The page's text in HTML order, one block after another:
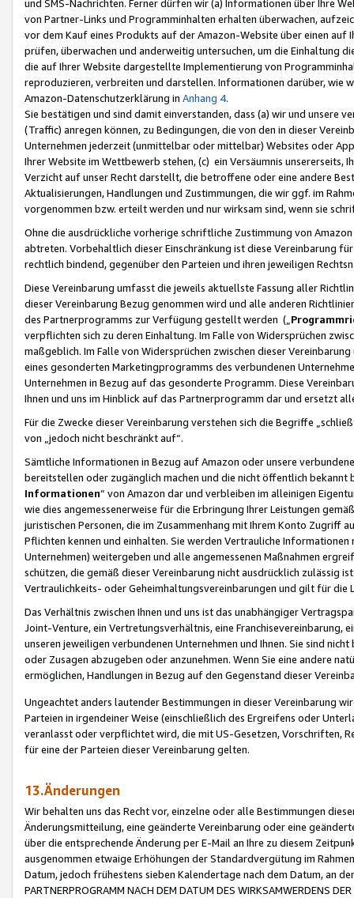
und SMS-Nachrichten. Ferner dürfen wir (a) Informationen über Ihre
von Partner-Links und Programminhalten erhalten überwachen,
vor dem Kauf eines Produkts auf der Amazon-Website über einen
prüfen, überwachen und anderweitig untersuchen, um die Einhaltung
die auf Ihrer Website dargestellte Implementierung von
reproduzieren, verbreiten und darstellen. Informationen darüber, wie
Amazon-Datenschutzerklärung in Anhang 4.
Sie bestätigen und sind damit einverstanden, dass (a) wir und
(Traffic) anregen können, zu Bedingungen, die von den in dieser
Unternehmen jederzeit (unmittelbar oder mittelbar) Websites oder
Ihrer Website im Wettbewerb stehen, (c) ein Versäumnis unsererseits,
Verzicht auf unser Recht darstellt, die betroffene oder eine andere
Aktualisierungen, Handlungen und Zustimmungen, die wir ggf. im
vorgenommen bzw. erteilt werden und nur wirksam sind, wenn sie
Ohne die ausdrückliche vorherige schriftliche Zustimmung von
abtreten. Vorbehaltlich dieser Einschränkung ist diese Vereinbarung
rechtlich bindend, gegenüber den Parteien und ihren jeweiligen
Diese Vereinbarung umfasst die jeweils aktuellste Fassung aller
dieser Vereinbarung Bezug genommen wird und alle anderen
des Partnerprogramms zur Verfügung gestellt werden („
verpflichten sich zu deren Einhaltung. Im Falle von Widersprüchen
maßgeblich. Im Falle von Widersprüchen zwischen dieser
eines gesonderten Marketingprogramms des verbundenen
Unternehmen in Bezug auf das gesonderte Programm. Diese
Ihnen und uns im Hinblick auf das Partnerprogramm dar und ersetzt
Für die Zwecke dieser Vereinbarung verstehen sich die Begriffe
von „jedoch nicht beschränkt auf“.
Sämtliche Informationen in Bezug auf Amazon oder unsere
bereitstellen oder zugänglich machen und die nicht öffentlich
Informationen“ von Amazon dar und verbleiben im alleinigen
wie dies angemessenerweise für die Erbringung Ihrer Leistungen
juristischen Personen, die im Zusammenhang mit Ihrem Konto
Pflichten kennen und einhalten. Sie werden Vertrauliche
Unternehmen) weitergeben und alle angemessenen Maßnahmen
schützen, die gemäß dieser Vereinbarung nicht ausdrücklich zulässig
Vertraulichkeits- oder Geheimhaltungsvereinbarungen und gilt für die
Das Verhältnis zwischen Ihnen und uns ist das unabhängiger
Joint-Venture, ein Vertretungsverhältnis, eine Franchisevereinbarung,
unseren jeweiligen verbundenen Unternehmen und Ihnen. Sie sind
oder Zusagen abzugeben oder anzunehmen. Wenn Sie eine andere
ermöglichen, Handlungen in Bezug auf den Gegenstand dieser
Ungeachtet anders lautender Bestimmungen in dieser Vereinbarung
Parteien in irgendeiner Weise (einschließlich des Ergreifens oder
veranlasst oder verpflichtet wird, die mit US-Gesetzen, Vorschriften,
für eine der Parteien dieser Vereinbarung gelten.
13.Änderungen
Wir behalten uns das Recht vor, einzelne oder alle Bestimmungen
Änderungsmitteilung, eine geänderte Vereinbarung oder eine
über die entsprechende Änderung per E-Mail an Ihre zu diesem
ausgenommen etwaige Erhöhungen der Standardvergütung im
Datum, jedoch frühestens sieben Kalendertage nach dem Datum, an
PARTNERPROGRAMM NACH DEM DATUM DES WIRKSAMWERDENS